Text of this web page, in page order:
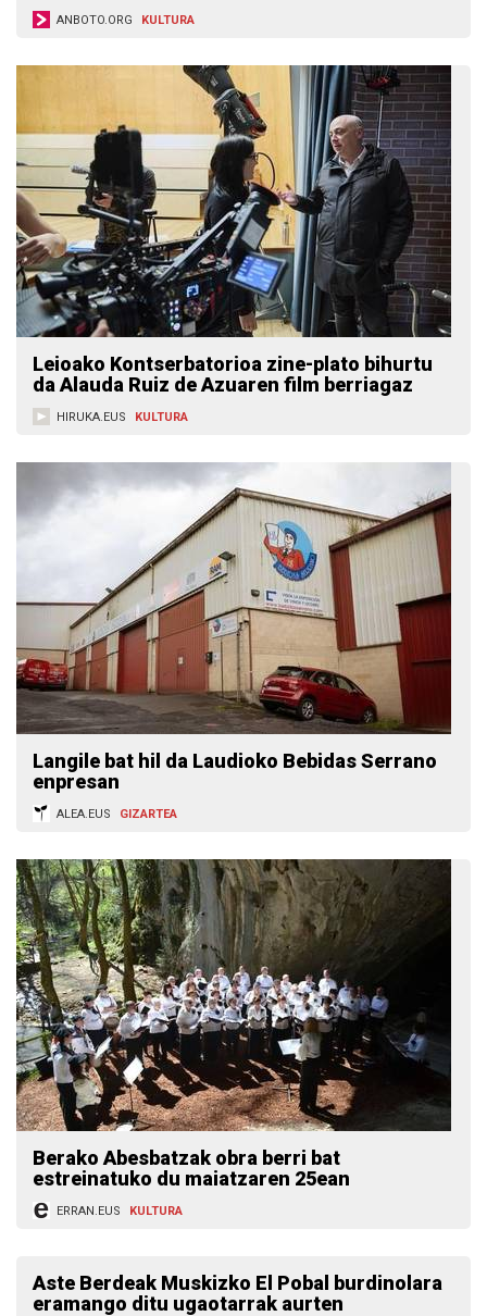
ANBOTO.ORG KULTURA
Leioako Kontserbatorioa zine-plato bihurtu
da Alauda Ruiz de Azuaren film berriagaz
HIRUKA.EUS KULTURA
Langile bat hil da Laudioko Bebidas Serrano
enpresan
ALEA.EUS GIZARTEA
Berako Abesbatzak obra berri bat
estreinatuko du maiatzaren 25ean
ERRAN.EUS KULTURA
Aste Berdeak Muskizko El Pobal burdinolara
eramango ditu ugaotarrak aurten